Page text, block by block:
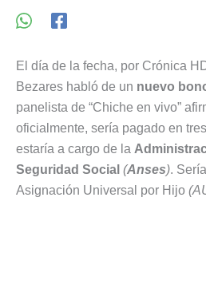
El día de la fecha, por Crónica
Bezares habló de un nuevo
panelista de “Chiche en vivo”
oficialmente, sería pagado en
estaría a cargo de la
Seguridad Social (Anses).
Asignación Universal por Hijo